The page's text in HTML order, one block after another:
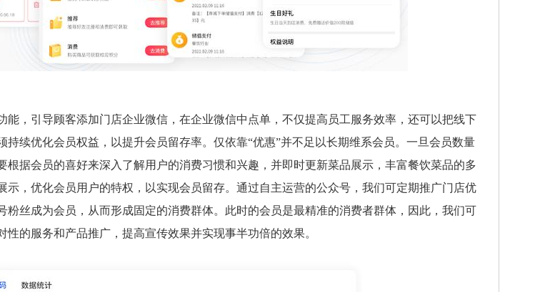
能，引导顾客添加门店企业微信，在企业微信中点单，不仅提高员工服务效率，还可以把线下
持续优化会员权益，以提升会员留存率。仅依靠“优惠”并不足以长期维系会员。一旦会员数量
根据会员的喜好来深入了解用户的消费习惯和兴趣，并即时更新菜品展示，丰富餐饮菜品的多
示，优化会员用户的特权，以实现会员留存。通过自主运营的公众号，我们可定期推广门店优
粉丝成为会员，从而形成固定的消费群体。此时的会员是最精准的消费者群体，因此，我们可
性的服务和产品推广，提高宣传效果并实现事半功倍的效果。